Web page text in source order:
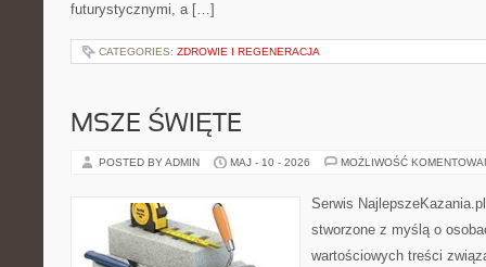
futurystycznymi, a […]
CATEGORIES: ZDROWIE I REGENERACJA
MSZE ŚWIĘTE
POSTED BY ADMIN MAJ - 10 - 2026 MOŻLIWOŚĆ
Serwis
stworzone z myślą o
wartościowych treści